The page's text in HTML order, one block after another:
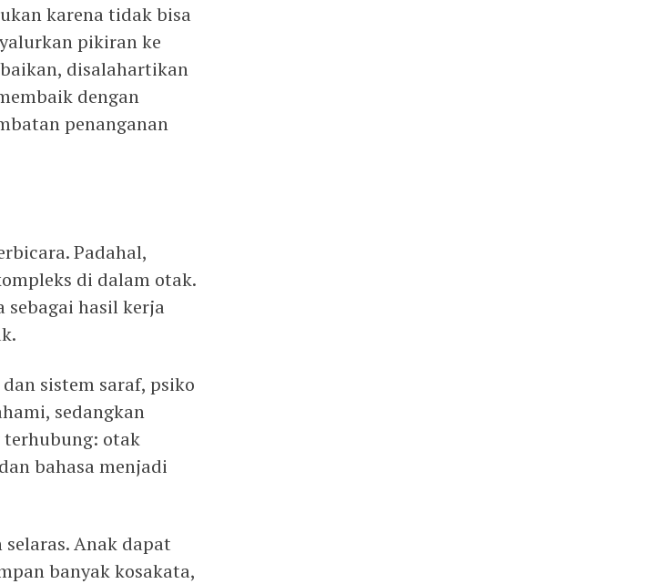
karena tidak bisa
pikiran ke
disalahartikan
dengan
penanganan
Padahal,
di dalam otak.
hasil kerja
sistem saraf, psiko
sedangkan
terhubung: otak
bahasa menjadi
Anak dapat
banyak kosakata,